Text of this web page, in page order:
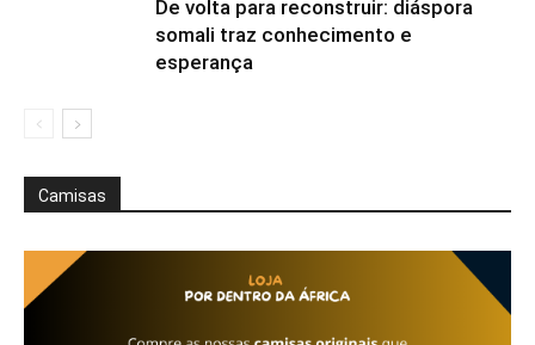
De volta para reconstruir: diáspora
somali traz conhecimento e
esperança
Camisas